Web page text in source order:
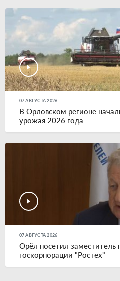
07 АВГУСТА 2026
В Орловском регионе
урожая 2026 года
07 АВГУСТА 2026
Орёл посетил заместитель
госкорпорации "Ростех"